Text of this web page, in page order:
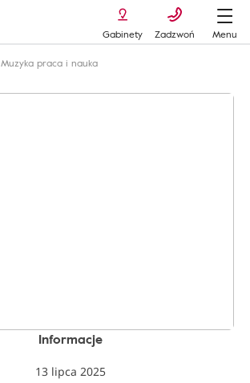
Gabinety Zadzwoń
Menu
Muzyka praca i nauka
Informacje
13 lipca 2025